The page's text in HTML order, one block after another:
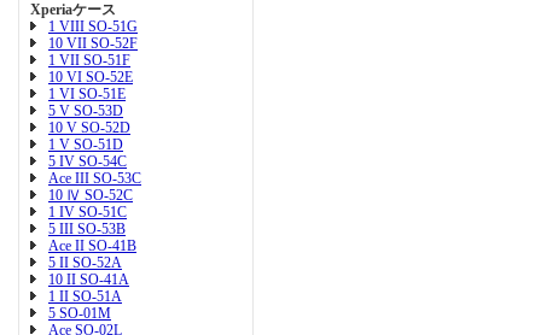
Xperiaケース
1 VIII SO-51G
10 VII SO-52F
1 VII SO-51F
10 VI SO-52E
1 VI SO-51E
5 V SO-53D
10 V SO-52D
1 V SO-51D
5 IV SO-54C
Ace III SO-53C
10 Ⅳ SO-52C
1 IV SO-51C
5 III SO-53B
Ace II SO-41B
5 II SO-52A
10 II SO-41A
1 II SO-51A
5 SO-01M
Ace SO-02L